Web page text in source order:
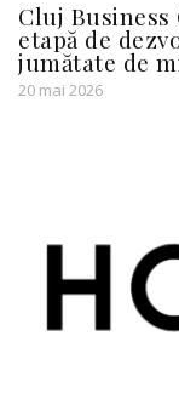
Cluj
etapă de
jumătate de
20 mai 2026